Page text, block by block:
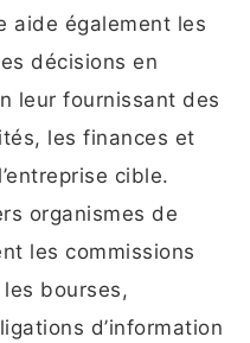
aide également les
décisions en
leur fournissant des
les finances et
cible.
organismes de
les commissions
bourses,
d’information